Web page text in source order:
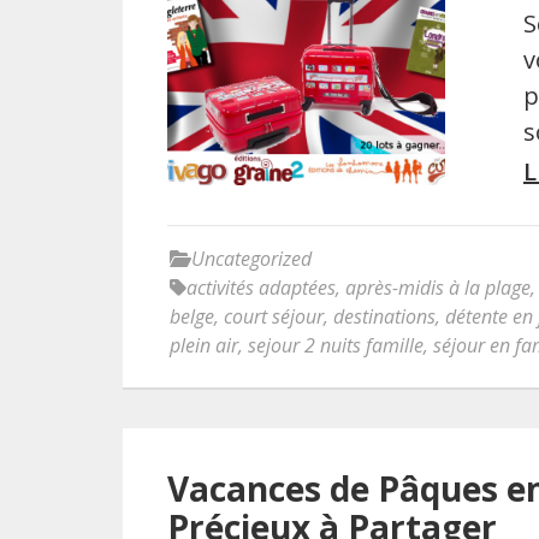
Uncategorized
activités adaptées, après-midis à la plage,
belge, court séjour, destinations, détente
plein air, sejour 2 nuits famille, séjour en
Vacances de Pâques
Précieux à Partager